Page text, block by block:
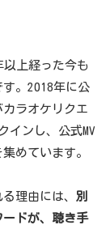
以上経った今も
。2018年に公
ラオケリクエ
インし、公式MV
めています。
理由には、 別
ドが、聴き手